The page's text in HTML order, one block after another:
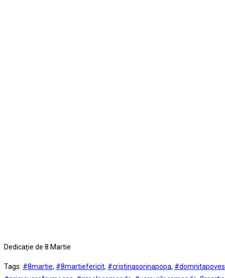
Dedicație de 8 Martie
Tags: #8martie, #8martiefericit, #cristinasorinapopa,